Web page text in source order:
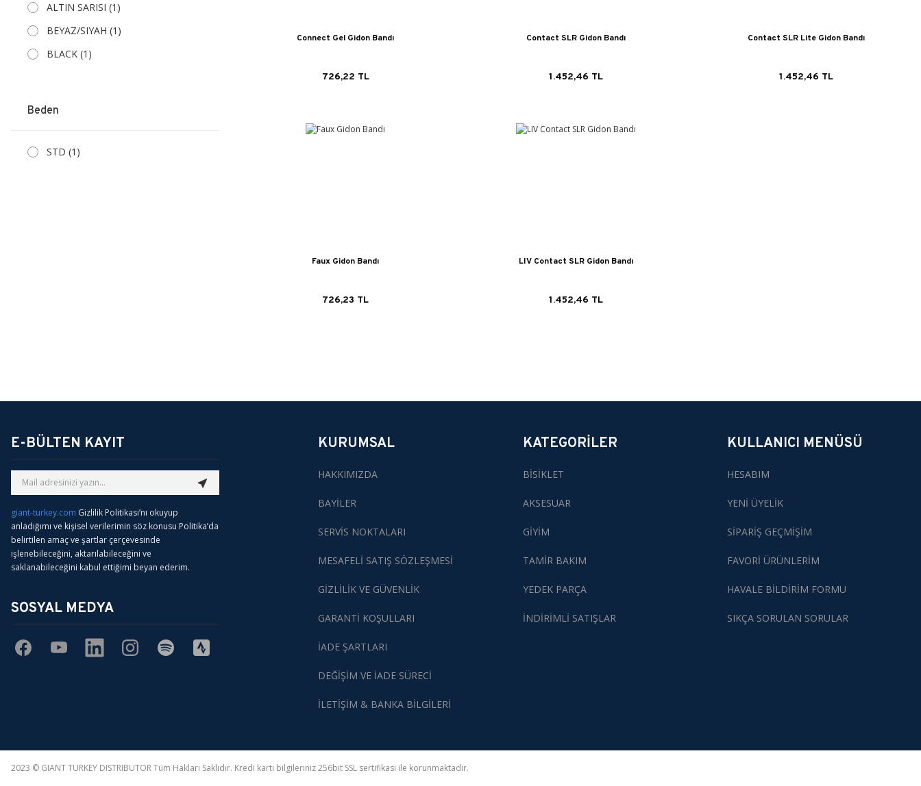
ALTIN SARISI (1)
BEYAZ/SIYAH (1)
BLACK (1)
MAVI/BEYAZ (1)
Beden
STD (1)
Connect Gel Gidon Bandı
726,22 TL
Contact SLR Gidon Bandı
1.452,46 TL
Contact SLR Lite Gidon Bandı
1.452,46 TL
Faux Gidon Bandı
726,23 TL
LIV Contact SLR Gidon Bandı
1.452,46 TL
E-BÜLTEN KAYIT
giant-turkey.com Gizlilik Politikası’nı okuyup
anladığımı ve kişisel verilerimin söz konusu Politika’da
belirtilen amaç ve şartlar çerçevesinde
işlenebileceğini, aktarılabileceğini ve
saklanabileceğini kabul ettiğimi beyan ederim.
SOSYAL MEDYA
KURUMSAL
HAKKIMIZDA
BAYİLER
SERVİS NOKTALARI
MESAFELİ SATIŞ SÖZLEŞMESİ
GİZLİLİK VE GÜVENLİK
GARANTİ KOŞULLARI
İADE ŞARTLARI
DEĞİŞİM VE İADE SÜRECİ
İLETİŞİM & BANKA BİLGİLERİ
KATEGORİLER
BİSİKLET
AKSESUAR
GİYİM
TAMİR BAKIM
YEDEK PARÇA
İNDİRİMLİ SATIŞLAR
KULLANICI MENÜSÜ
HESABIM
YENİ ÜYELİK
SİPARİŞ GEÇMİŞİM
FAVORİ ÜRÜNLERİM
HAVALE BİLDİRİM FORMU
SIKÇA SORULAN SORULAR
2023 © GIANT TURKEY DISTRIBUTOR Tüm Hakları Saklıdır. Kredi kartı bilgileriniz 256bit SSL sertifikası ile korunmaktadır.